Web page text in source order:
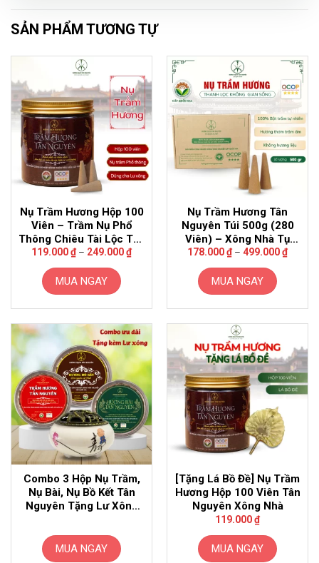
SẢN PHẨM TƯƠNG TỰ
Nụ Trầm Hương Hộp 100
Viên – Trầm Nụ Phổ
Thông Chiêu Tài Lộc Tân
Nguyên
119.000₫ – 249.000₫Khoảng
giá:
MUA NGAY
này
có
nhiều
biến
thể.
Các
tùy
chọn
có
thể
được
chọn
trên
phẩm
Nụ Trầm Hương Tân
Nguyên Túi 500g (280
Viên) – Xông Nhà Tụ
Vượng Khí
178.000₫ – 499.000₫Khoảng
giá:
MUA NGAY
này
có
nhiều
biến
thể.
Các
tùy
chọn
có
được
chọn
trên
trang
phẩm
Combo 3 Hộp Nụ Trầm,
Nụ Bài, Nụ Bồ Kết Tân
Nguyên Tặng Lư Xông
MUA NGAY
[Tặng Lá Bồ Đề] Nụ Trầm
Hương Hộp 100 Viên Tân
Nguyên Xông Nhà
119.000₫
MUA NGAY